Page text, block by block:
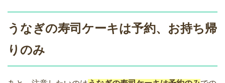
うなぎの寿司ケーキは予約、お持ち帰
りのみ